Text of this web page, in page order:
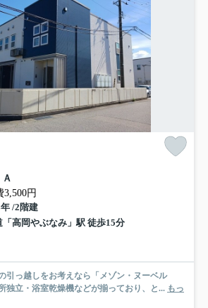
円
/2階建
高岡やぶなみ」駅 徒歩15分
引っ越しをお考えなら「メゾン・ヌーベル
独立・浴室乾燥機などが揃っており、と... もっ